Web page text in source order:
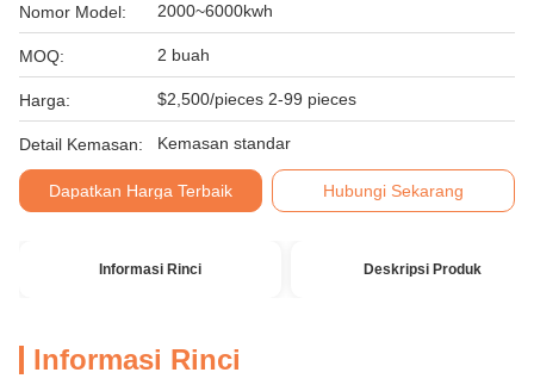
Nomor Model: 2000~6000kwh
MOQ: 2 buah
Harga: $2,500/pieces 2-99 pieces
Detail Kemasan: Kemasan standar
Dapatkan Harga Terbaik Hubungi Sekarang
Informasi Rinci Deskripsi Produk
Informasi Rinci